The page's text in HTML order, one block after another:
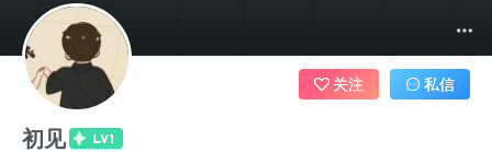
初见
关注 私信